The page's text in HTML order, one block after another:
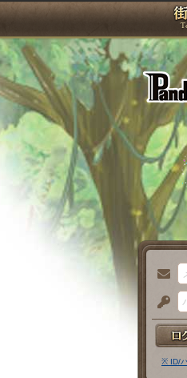
メ
ー
ル
ア
パ
ス
※ ID/